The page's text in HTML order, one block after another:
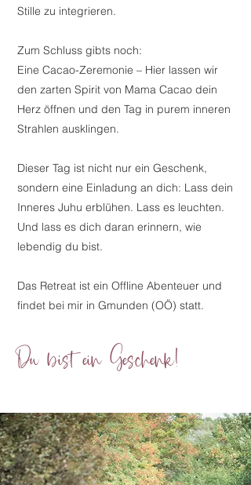
Stille zu integrieren.
Zum Schluss gibts noch:
Eine Cacao-Zeremonie – Hier lassen wir
den zarten Spirit von Mama Cacao dein
Herz öffnen und den Tag in purem inneren
Strahlen ausklingen.
Dieser Tag ist nicht nur ein Geschenk,
sondern eine Einladung an dich: Lass dein
Inneres Juhu erblühen. Lass es leuchten.
Und lass es dich daran erinnern, wie
lebendig du bist.
Das Retreat ist ein Offline Abenteuer und
findet bei mir in Gmunden (OÖ) statt.
Du bist ein Geschenk!